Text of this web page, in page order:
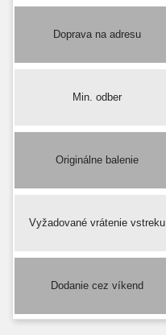
Doprava na adresu
Min. odber
Originálne balenie
Vyžadované vrátenie vstreku
Dodanie cez víkend